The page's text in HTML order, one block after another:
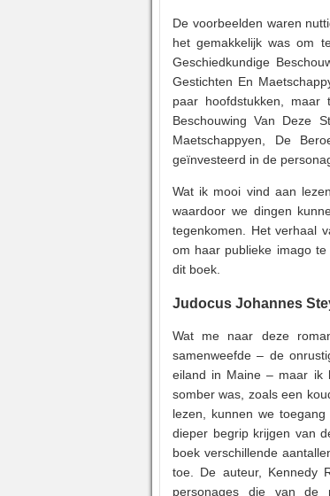
De voorbeelden waren
het gemakkelijk was om
Geschiedkundige
Gestichten En
paar hoofdstukken, maar
Beschouwing Van Deze
Maetschappyen, De
geïnvesteerd in de
Wat ik mooi vind aan
waardoor we dingen
tegenkomen. Het verhaal
om haar publieke imago
dit boek.
Judocus Johannes
Wat me naar deze
samenweefde – de
eiland in Maine – maar ik
somber was, zoals een
lezen, kunnen we
dieper begrip krijgen van
boek verschillende
toe. De auteur, Kennedy
personages die van de